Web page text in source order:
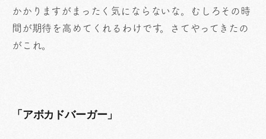
かかりますがまったく気にならないな。むしろその時
間が期待を高めてくれるわけです。さてやってきたの
がこれ。
「アボカドバーガー」